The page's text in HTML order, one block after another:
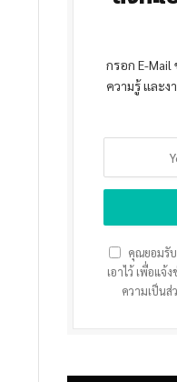
กรอก E-
ความรู้ และ
คุณยอมรับ
เอาไว้ เพื่อแจ้
ความเป็นส่